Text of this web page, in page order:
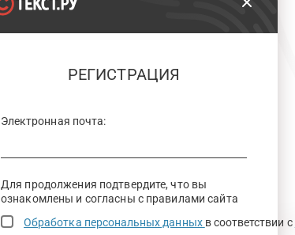
РЕГИСТРАЦИЯ
Электронная почта:
Для продолжения подтвердите, что вы
ознакомлены и согласны с правилами сайта
Обработка персональных данных в соответствии с